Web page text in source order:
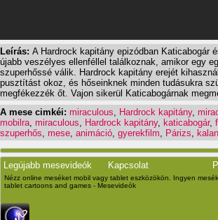
Leírás: A Hardrock kapitány epizódban Katicabogár
újabb veszélyes ellenféllel találkoznak, amikor egy
szuperhőssé válik. Hardrock kapitány erejét
pusztítást okoz, és hőseinknek minden tudásukra
megfékezzék őt. Vajon sikerül Katicabogárnak
A mese cimkéi: miraculous Hardrock kapitány,
mobilra miraculous Hardrock kapitány, katicabogár,
szuperhős mese animáció gyerekfilm Párizs
Legújabb mesevideók Kapcsolat
Nézz online meséket mobil vagy tablet eszközökön. Ingyen
tablet cartoons and games - Mesevideók